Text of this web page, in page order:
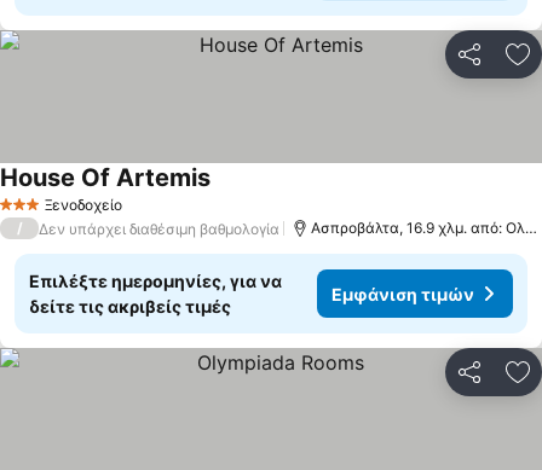
3 ΑστέριαΞενοδοχείο
House Of ArtemisΕμφάνιση τιμών
/ Δεν υπάρχει διαθέσιμη βαθμολογία Ασπροβάλτα, 16.9 χλμ. από:
Επιλέξτε ημερομηνίες, για να
δείτε τις ακριβείς τιμές
Εμφάνιση τιμών